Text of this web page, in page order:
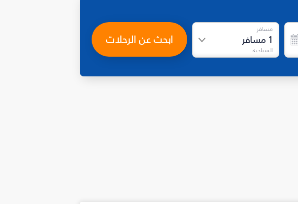
مسافر
1 مسافر
السياحية
ابحث عن الرحلات